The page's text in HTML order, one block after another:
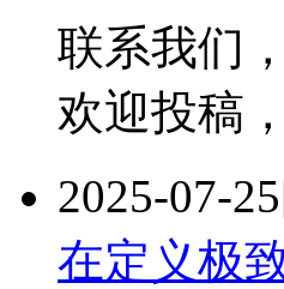
联系我们
欢迎投稿
2025-07-25
在定义极